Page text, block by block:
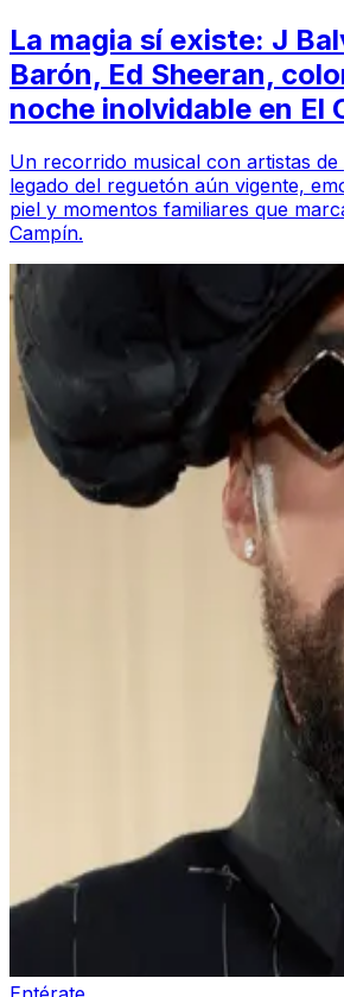
La magia sí existe: J
Barón, Ed Sheeran,
noche inolvidable en El
Un recorrido musical con artistas
legado del reguetón aún vigente,
piel y momentos familiares que
Campín.